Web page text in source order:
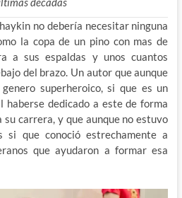
no debería necesitar ninguna
la copa de un pino con mas de
a sus espaldas y unos cuantos
del brazo. Un autor que aunque
superheroico, si que es un
haberse dedicado a este de forma
carrera, y que aunque no estuvo
si que conoció estrechamente a
que ayudaron a formar esa